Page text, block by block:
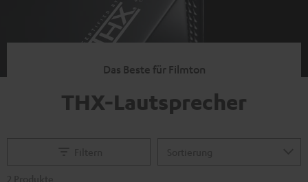
Das Beste für Filmton
THX-Lautsprecher